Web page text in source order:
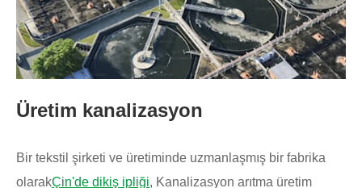
Üretim kanalizasyon
Bir tekstil şirketi ve üretiminde uzmanlaşmış bir fabrika
olarakÇin'de dikiş ipliği, Kanalizasyon arıtma üretim